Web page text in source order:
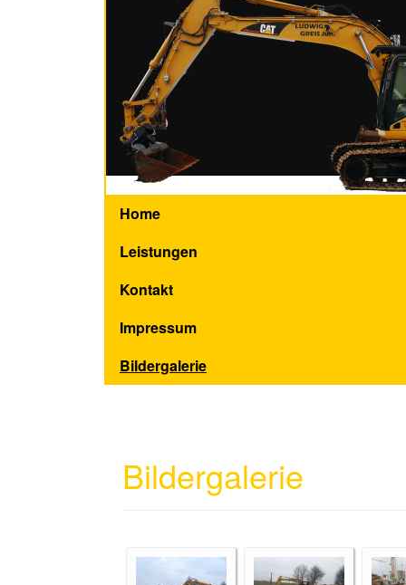
Home
Leistungen
Kontakt
Impressum
Bildergalerie
Bildergalerie